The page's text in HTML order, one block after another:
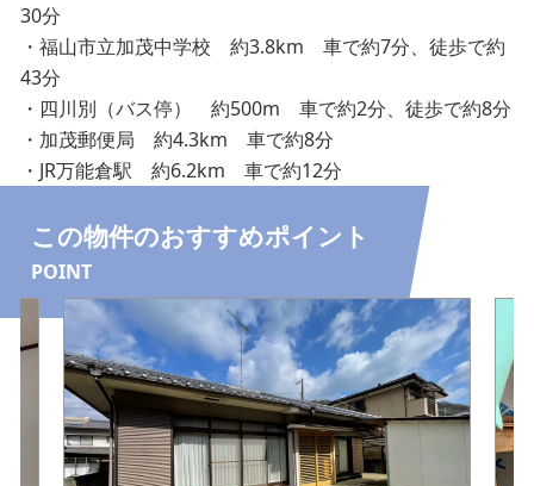
30分
・福山市立加茂中学校 約3.8km 車で約7分、徒歩で約
43分
・四川別（バス停） 約500m 車で約2分、徒歩で約8分
・加茂郵便局 約4.3km 車で約8分
・JR万能倉駅 約6.2km 車で約12分
この物件のおすすめポイント
POINT